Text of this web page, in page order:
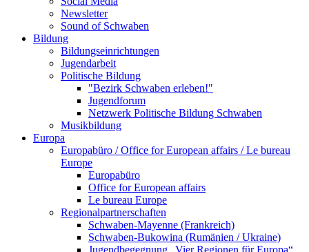
Newsletter
Sound of Schwaben
Bildung
Bildungseinrichtungen
Jugendarbeit
Politische Bildung
"Bezirk Schwaben erleben!"
Jugendforum
Netzwerk Politische Bildung Schwaben
Musikbildung
Europa
Europabüro / Office for European affairs / Le bureau
Europe
Europabüro
Office for European affairs
Le bureau Europe
Regionalpartnerschaften
Schwaben-Mayenne (Frankreich)
Schwaben-Bukowina (Rumänien / Ukraine)
Jugendbegegnung „Vier Regionen für Europa“